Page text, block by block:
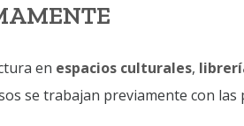
en espacios culturales,
se trabajan previamente con